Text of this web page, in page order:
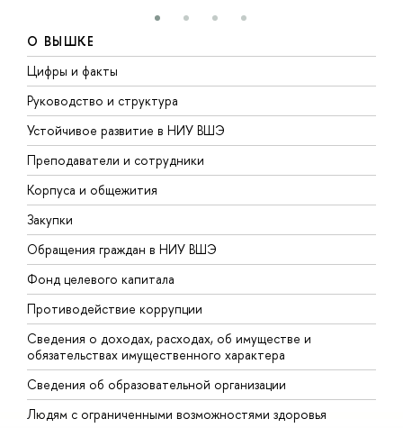
О ВЫШКЕ
Цифры и факты
Руководство и структура
Устойчивое развитие в НИУ ВШЭ
Преподаватели и сотрудники
Корпуса и общежития
Закупки
Обращения граждан в НИУ ВШЭ
Фонд целевого капитала
Противодействие коррупции
Сведения о доходах, расходах, об имуществе и
обязательствах имущественного характера
Сведения об образовательной организации
Людям с ограниченными возможностями здоровья